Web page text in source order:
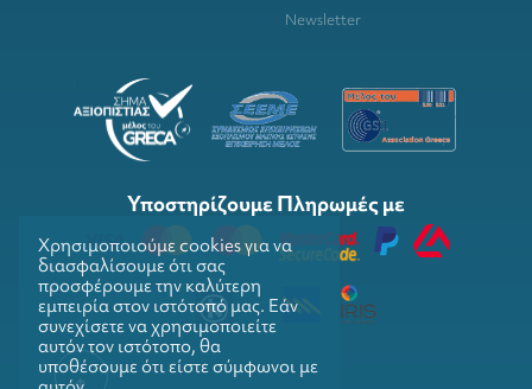
Newsletter
Υποστηρίζουμε Πληρωμές με
Χρησιμοποιούμε cookies για να
διασφαλίσουμε ότι σας
προσφέρουμε την καλύτερη
εμπειρία στον ιστότοπό μας. Εάν
συνεχίσετε να χρησιμοποιείτε
αυτόν τον ιστότοπο, θα
υποθέσουμε ότι είστε σύμφωνοι με